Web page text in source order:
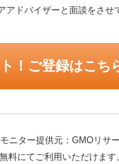
ドバイザーと面談をさせ
！ご登録はこち
ター提供元：GMOリサ
料にてご利用いただけます